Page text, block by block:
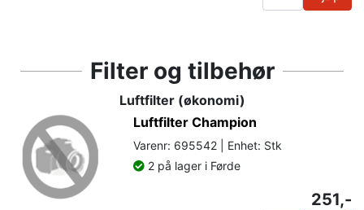
Filter og tilbehør
Luftfilter (økonomi)
Luftfilter Champion
Varenr: 695542 | Enhet: Stk
2 på lager i Førde
251,-